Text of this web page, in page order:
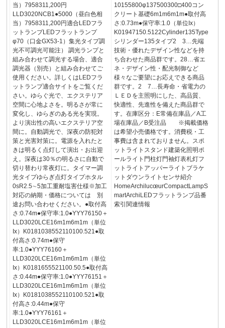
当）7958311,200円
LLD3020NCB1●5000（昼白色相
当）7958311,200円適合LEDフラ
ットランプLEDフラットランプ
φ70（口金GX53-1）集光タイプ調
光不可調光可能注） 調光ランプと
組み合わせて調光する場合、適合
調光器（別売）と組み合わせてご
使用ください。詳しくはLEDフラ
ットランプ適合サイトをご覧くだ
さい。ゆらぐ光で、エクステリア
空間に心地よさを。明るさが常に
変化し、ゆらぎのある光を実現。
より演出性の高いエクステリア空
間に。自動調光で、深夜の防犯対
策と光害対策に。電源を入れたと
きは明るく点灯して演出・お出迎
え。深夜は30％の明るさに自動で
切り替わり常夜灯に。タイマー調
光タイプゆらぎ点灯タイプホタル
0sR2.5∼5加工重耐塩害仕様※加工
対応の納期・価格については 別
途お問い合わせください。●取付高
さ:0.74m●保守率:1.0●YYY76150＋
LLD3020LCE16m1m6m1m（単位
Ix）K0181038552110100.521●取
付高さ:0.74m●保守
率:1.0●YYY76160＋
LLD3020LCE16m1m6m1m（単位
Ix）K0181655521100.50.5●取付高
さ:0.44m●保守率:1.0●YYY76151＋
LLD3020LCE16m1m6m1m（単位
Ix）K0181038552110100.521●取
付高さ:0.44m●保守
率:1.0●YYY76161＋
LLD3020LCE16m1m6m1m（単位
10155800φ137500300□400コン
クリート基礎6m1m6m1m●取付高
さ:0.73m●保守率:1.0（単位Ix）
K01947150.5122Cylinder135Type
シリンダー135タイプ2 3…先端
技術・優れたデザイン性などを持
ち合わせた商品群です。28…省エ
ネ・デザイン性・配光制御など
様々なご要望にお応えできる商品
群です。2 7…長寿命・省電力の
ＬＥＤを主照明にした、高品質、
快適性、先進性を備えた商品群で
す。在庫区分：E常備在庫品／A工
場在庫品／B受注品 ※掲載価格
は希望小売価格です。消費税・工
事費は含まれておりません。スポ
ットライトスタンド建築化照明ポ
ールライト門柱灯門袖灯表札灯フ
ットライトアッパーライトブラケ
ットダウンライトセンサ紹介
HomeArchilucœurCompactLampS
martArchiLEDフラットランプ品番
索引関連情報